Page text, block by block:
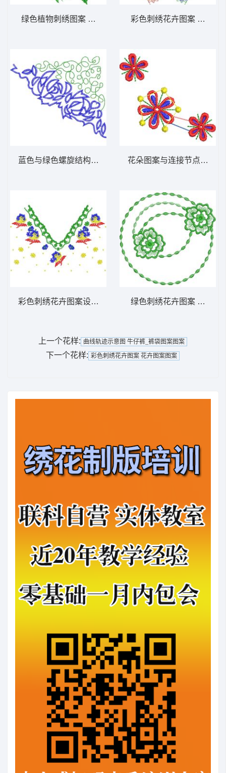
绿色植物刺绣图案 秀气的花卉图案图案
蓝色与绿色螺旋结构图示 抽象休闲裤图案图
彩色刺绣花卉图案设计 衣领图案_衣服领子刺
彩色刺绣花卉图案 抽象对
花朵图案与连接节点示意
绿色刺绣花卉图案 抽象圆
上一个花样: 曲线轨迹示意图 牛仔裤_裤袋图案图案
下一个花样: 彩色刺绣花卉图案 花卉图案图案